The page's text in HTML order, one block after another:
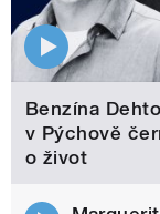
Benzína
v Pýchově
o život